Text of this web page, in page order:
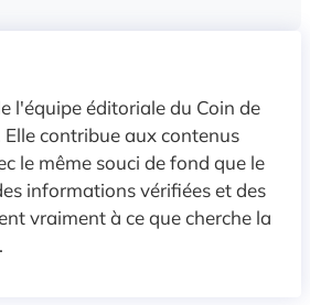
l'équipe éditoriale du Coin de
Elle contribue aux contenus
le même souci de fond que le
informations vérifiées et des
vraiment à ce que cherche la